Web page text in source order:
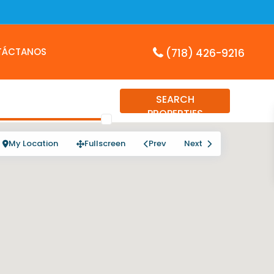
(718) 426-9216
SEARCH
PROPERTIES
My Location Fullscreen Prev Next